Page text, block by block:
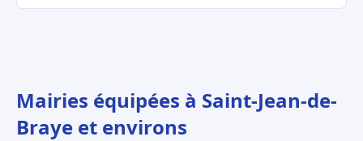
Mairies équipées à Saint-Jean-de-
Braye et environs